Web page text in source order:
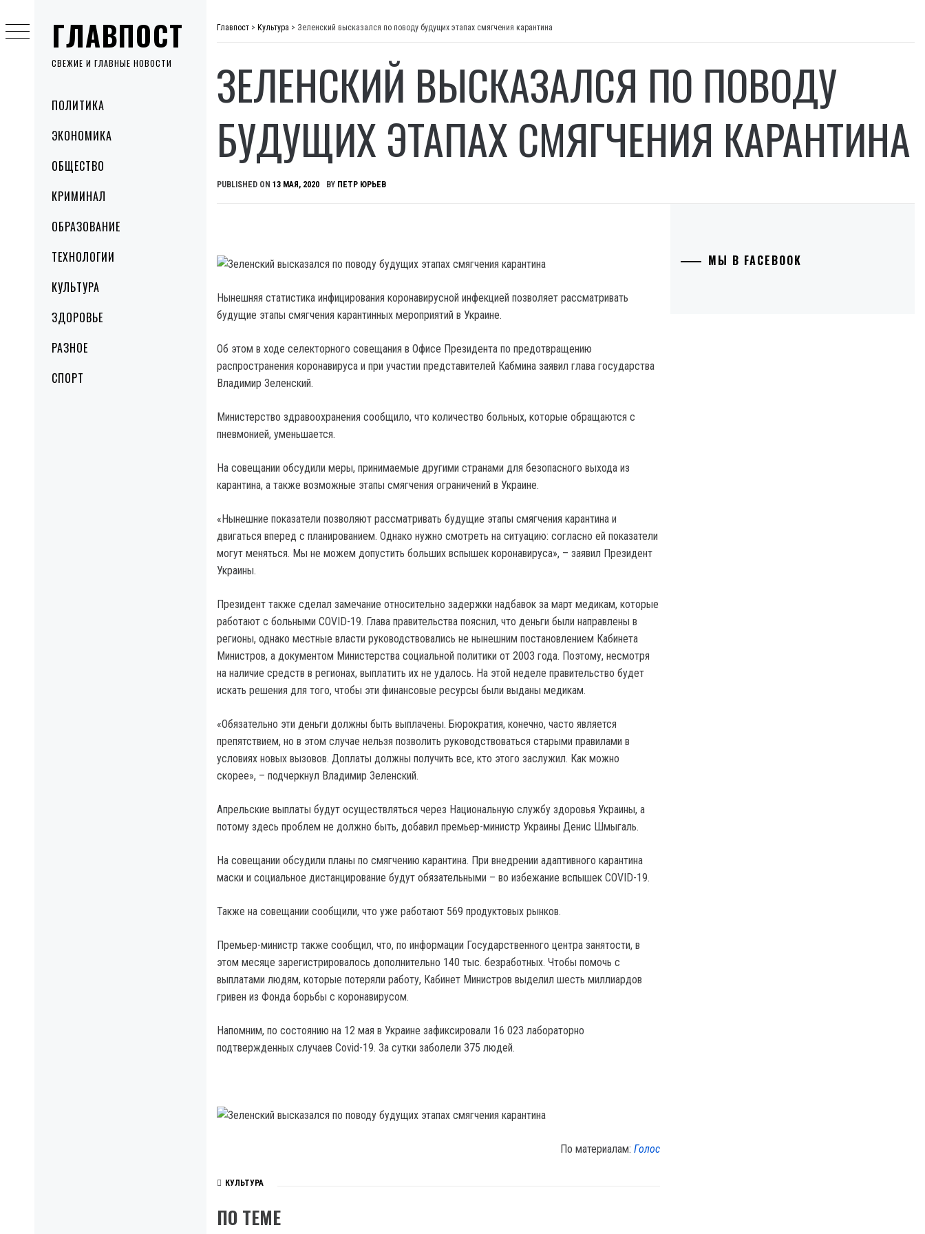
ГЛАВПОСТ
СВЕЖИЕ И ГЛАВНЫЕ НОВОСТИ
MenuПОЛИТИКА
ЭКОНОМИКА
ОБЩЕСТВО
КРИМИНАЛ
ОБРАЗОВАНИЕ
ТЕХНОЛОГИИ
КУЛЬТУРА
ЗДОРОВЬЕ
РАЗНОЕ
СПОРТ
to
content
Главпост > Культура > Зеленский высказался по поводу будущих этапах смягчения карантина
ЗЕЛЕНСКИЙ ВЫСКАЗАЛСЯ ПО ПОВОДУ
БУДУЩИХ ЭТАПАХ СМЯГЧЕНИЯ КАРАНТИНА
PUBLISHED ON 13 МАЯ, 2020 BY ПЕТР ЮРЬЕВ
Нынешняя статистика инфицирования коронавирусной инфекцией позволяет рассматривать
будущие этапы смягчения карантинных мероприятий в Украине.
Об этом в ходе селекторного совещания в Офисе Президента по предотвращению
распространения коронавируса и при участии представителей Кабмина заявил глава государства
Владимир Зеленский.
Министерство здравоохранения сообщило, что количество больных, которые обращаются с
пневмонией, уменьшается.
На совещании обсудили меры, принимаемые другими странами для безопасного выхода из
карантина, а также возможные этапы смягчения ограничений в Украине.
«Нынешние показатели позволяют рассматривать будущие этапы смягчения карантина и
двигаться вперед с планированием. Однако нужно смотреть на ситуацию: согласно ей показатели
могут меняться. Мы не можем допустить больших вспышек коронавируса», – заявил Президент
Украины.
Президент также сделал замечание относительно задержки надбавок за март медикам, которые
работают с больными COVID-19. Глава правительства пояснил, что деньги были направлены в
регионы, однако местные власти руководствовались не нынешним постановлением Кабинета
Министров, а документом Министерства социальной политики от 2003 года. Поэтому, несмотря
на наличие средств в регионах, выплатить их не удалось. На этой неделе правительство будет
искать решения для того, чтобы эти финансовые ресурсы были выданы медикам.
«Обязательно эти деньги должны быть выплачены. Бюрократия, конечно, часто является
препятствием, но в этом случае нельзя позволить руководствоваться старыми правилами в
условиях новых вызовов. Доплаты должны получить все, кто этого заслужил. Как можно
скорее», – подчеркнул Владимир Зеленский.
Апрельские выплаты будут осуществляться через Национальную службу здоровья Украины, а
потому здесь проблем не должно быть, добавил премьер-министр Украины Денис Шмыгаль.
На совещании обсудили планы по смягчению карантина. При внедрении адаптивного карантина
маски и социальное дистанцирование будут обязательными – во избежание вспышек COVID-19.
Также на совещании сообщили, что уже работают 569 продуктовых рынков.
Премьер-министр также сообщил, что, по информации Государственного центра занятости, в
этом месяце зарегистрировалось дополнительно 140 тыс. безработных. Чтобы помочь с
выплатами людям, которые потеряли работу, Кабинет Министров выделил шесть миллиардов
гривен из Фонда борьбы с коронавирусом.
Напомним, по состоянию на 12 мая в Украине зафиксировали 16 023 лабораторно
подтвержденных случаев Covid-19. За сутки заболели 375 людей.
По материалам:Голос
КУЛЬТУРА
ПО ТЕМЕ
МЫ В FACEBOOK